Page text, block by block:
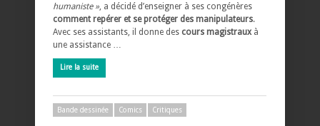
humaniste », a décidé d’enseigner à ses congénères
comment repérer et se protéger des manipulateurs.
Avec ses assistants, il donne des cours magistrauxà
une assistance …
Lire la suite
Bande dessinée Comics Critiques